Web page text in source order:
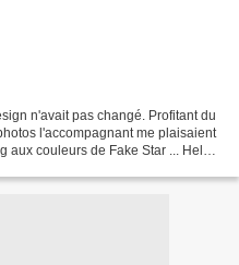
n'avait pas changé. Profitant du
l'accompagnant me plaisaient
couleurs de Fake Star ... Helas,